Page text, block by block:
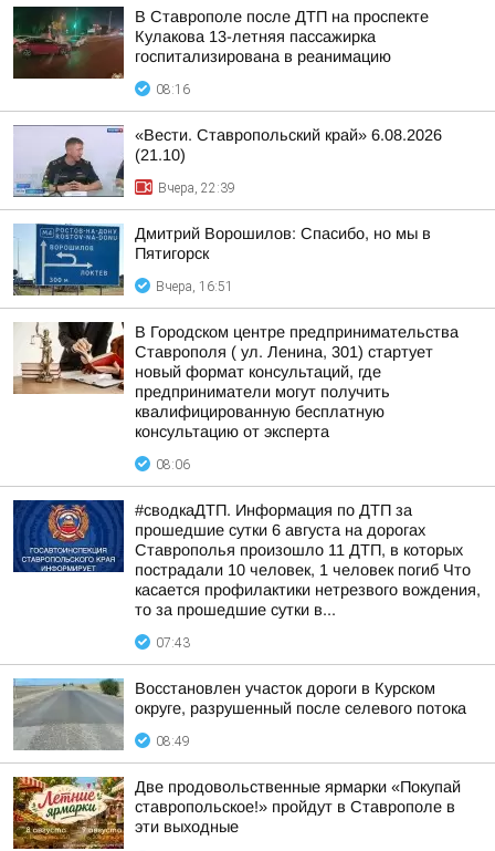
В Ставрополе после ДТП на проспекте
Кулакова 13-летняя пассажирка
госпитализирована в реанимацию
08:16
«Вести. Ставропольский край» 6.08.2026
(21.10)
Вчера, 22:39
Дмитрий Ворошилов: Спасибо, но мы в
Пятигорск
Вчера, 16:51
В Городском центре предпринимательства
Ставрополя ( ул. Ленина, 301) стартует
новый формат консультаций, где
предприниматели могут получить
квалифицированную бесплатную
консультацию от эксперта
08:06
#сводкаДТП. Информация по ДТП за
прошедшие сутки 6 августа на дорогах
Ставрополья произошло 11 ДТП, в которых
пострадали 10 человек, 1 человек погиб Что
касается профилактики нетрезвого вождения,
то за прошедшие сутки в...
07:43
Восстановлен участок дороги в Курском
округе, разрушенный после селевого потока
08:49
Две продовольственные ярмарки «Покупай
ставропольское!» пройдут в Ставрополе в
эти выходные